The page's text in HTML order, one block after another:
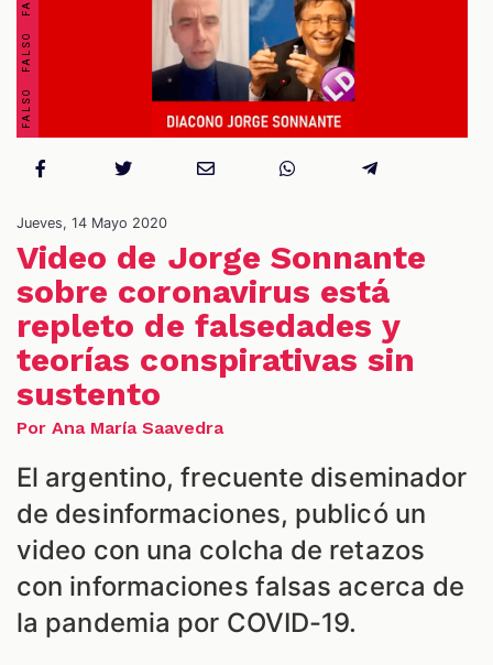
Jueves, 14 Mayo 2020
Video de Jorge Sonnante
sobre coronavirus está
repleto de falsedades y
teorías conspirativas sin
sustento
Por Ana María Saavedra
El argentino, frecuente diseminador
de desinformaciones, publicó un
video con una colcha de retazos
con informaciones falsas acerca de
la pandemia por COVID-19.